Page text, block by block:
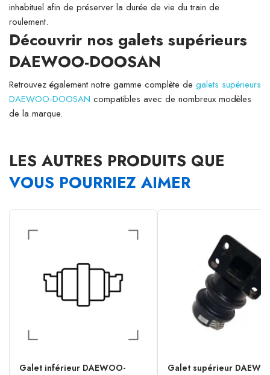
inhabituel afin de préserver la durée de vie du train de
roulement.
Découvrir nos galets supérieurs
DAEWOO-DOOSAN
Retrouvez également notre gamme complète de galets supérieurs
DAEWOO-DOOSAN compatibles avec de nombreux modèles
de la marque.
LES AUTRES PRODUITS QUE
VOUS POURRIEZ AIMER
Galet inférieur DAEWOO-
Galet supérieur